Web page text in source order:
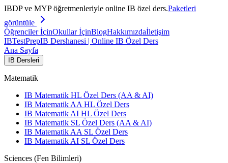
IBDP ve MYP öğretmenleriyle online IB özel ders.Paketleri
görüntüle
Öğrenciler İçinOkullar İçinBlogHakkımızdaİletişim
IBTestPrepIB Dershanesi | Online IB Özel Ders
Ana Sayfa
IB Dersleri
Matematik
IB Matematik HL Özel Ders (AA & AI)
IB Matematik AA HL Özel Ders
IB Matematik AI HL Özel Ders
IB Matematik SL Özel Ders (AA & AI)
IB Matematik AA SL Özel Ders
IB Matematik AI SL Özel Ders
Sciences (Fen Bilimleri)